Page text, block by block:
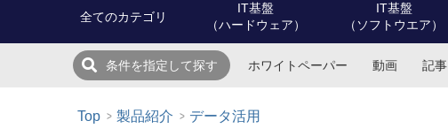
全てのカテゴリ
IT基盤
（ハードウェア）
IT基盤
（ソフトウエア）
条件を指定して探す ホワイトペーパー 動画 記事
Top 製品紹介 データ活用